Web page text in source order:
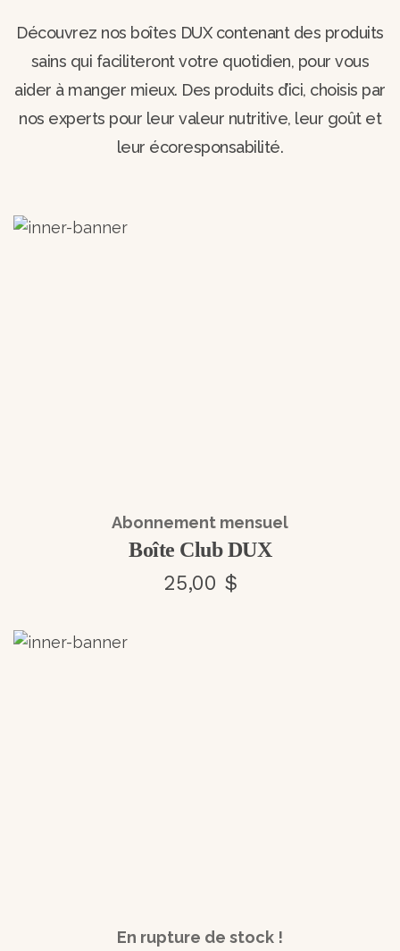
Découvrez nos boîtes DUX contenant des produits
sains qui faciliteront votre quotidien, pour vous
aider à manger mieux. Des produits d’ici, choisis par
nos experts pour leur valeur nutritive, leur goût et
leur écoresponsabilité.
Abonnement mensuel
Boîte Club DUX
25,00 $
En rupture de stock !